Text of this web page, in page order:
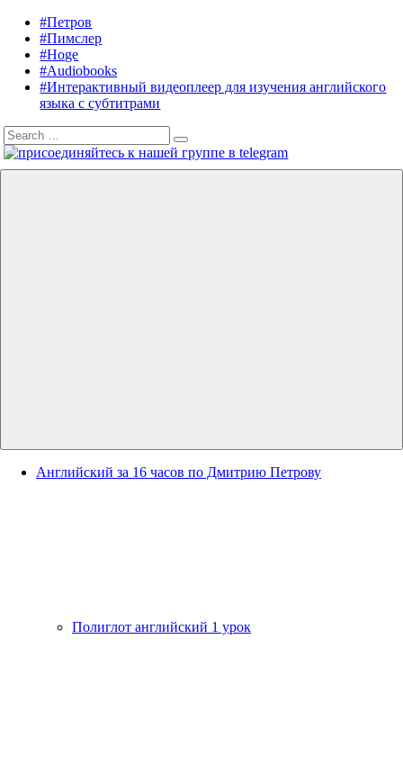
content
Listening
English
Audiobooks
English,
Petrov
English
#Петров
#Пимслер
#Hoge
#Audiobooks
#Интерактивный видеоплеер для изучения английского
языка с субтитрами
Search
for:
Search
Английский за 16 часов по Дмитрию Петрову
Полиглот английский 1 урок